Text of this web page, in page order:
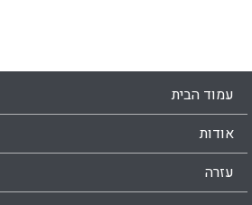
Farzaneh, 2014).
WhatsApp
Facebook
Email
X
עמוד הבית
אודות
עזרה